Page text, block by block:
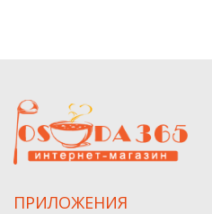
ПРИЛОЖЕНИЯ